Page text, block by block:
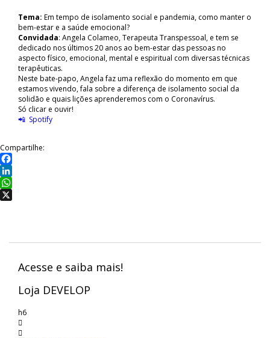
Tema: Em tempo de isolamento social e pandemia, como manter o
bem-estar e a saúde emocional?
Convidada: Angela Colameo, Terapeuta Transpessoal, e tem se
dedicado nos últimos 20 anos ao bem-estar das pessoas no
aspecto físico, emocional, mental e espiritual com diversas técnicas
terapêuticas.
Neste bate-papo, Angela faz uma reflexão do momento em que
estamos vivendo, fala sobre a diferença de isolamento social da
solidão e quais lições aprenderemos com o Coronavírus.
Só clicar e ouvir!
📲 Spotify
Compartilhe:
Facebook
LinkedIn
WhatsApp
Acesse e saiba mais!
Loja DEVELOP
h6